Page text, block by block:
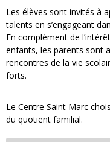
Les élèves sont invités à
talents en s’engageant
En complément de
enfants, les parents sont
rencontres de la vie
forts.
Le Centre Saint Marc
du quotient familial.